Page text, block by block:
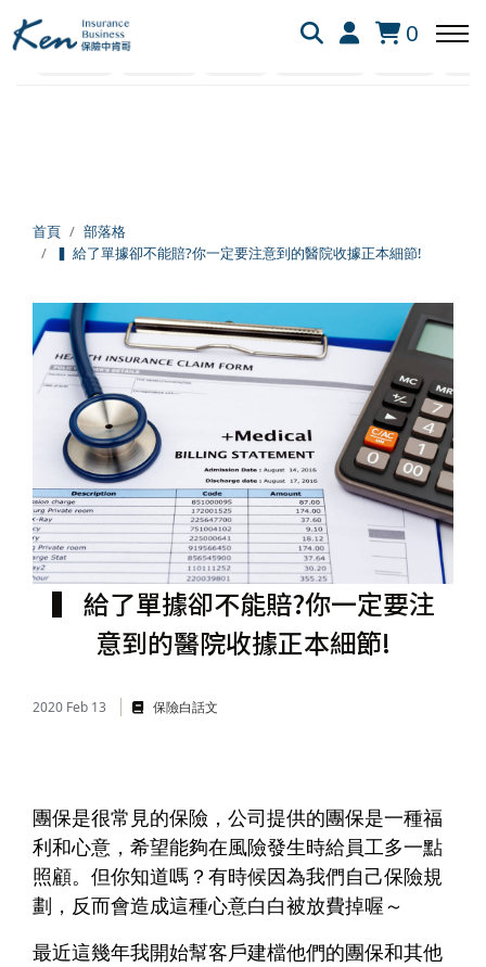
0
新生兒保險
醫療險
旅平險
儲蓄險
長照險
個人成長
跨界思考
靈性成長
好書推薦
銷售賦能
美股投資
理財心法
勞保勞退
保險白話文 保險資訊懶人包 網友提問
首頁
部落格
▍ 給了單據卻不能賠?你一定要注意到的醫院收據正本細節!
▍ 給了單據卻不能賠?你一定要注
意到的醫院收據正本細節!
2020 Feb 13 保險白話文
團保是很常見的保險，公司提供的團保是一種福
利和心意，希望能夠在風險發生時給員工多一點
照顧。但你知道嗎？有時候因為我們自己保險規
劃，反而會造成這種心意白白被放費掉喔～
最近這幾年我開始幫客戶建檔他們的團保和其他